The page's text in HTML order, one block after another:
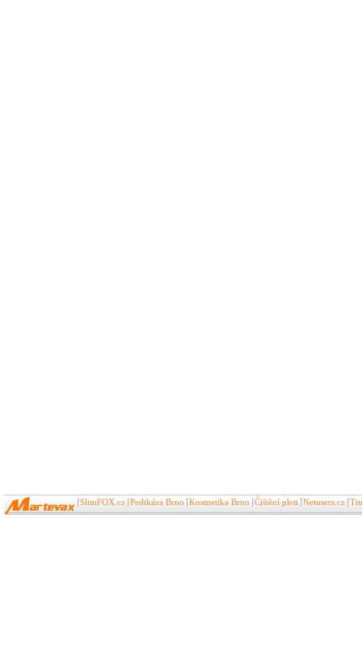
SlimFOX.cz Pedikúra Brno Kosmetika Brno Čištění pleti Netusers.cz